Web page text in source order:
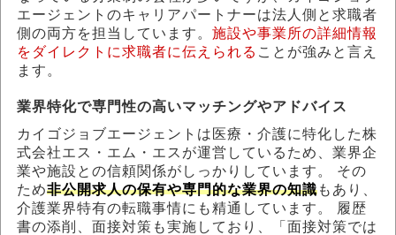
エージェントのキャリアパートナーは法人側と求職者
側の両方を担当しています。 施設や事業所の詳細情報
をダイレクトに求職者に伝えられる ことが強みと言え
ます。
業界特化で専門性の高いマッチングやアドバイス
カイゴジョブエージェントは医療・介護に特化した株
式会社エス・エム・エスが運営しているため、業界企
業や施設との信頼関係がしっかりしています。 その
ため非公開求人の保有や専門的な業界の知識もあり、
介護業界特有の転職事情にも精通しています。 履歴
書の添削、面接対策も実施しており、「面接対策では